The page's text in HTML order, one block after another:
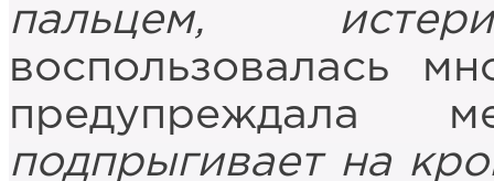
пальцем,
воспользовалась
предупреждала
подпрыгивает на